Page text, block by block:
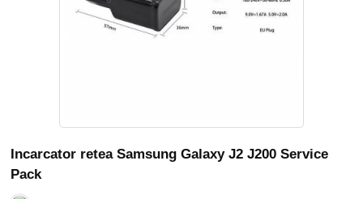
Incarcator retea Samsung Galaxy J2 J200 Service
Pack